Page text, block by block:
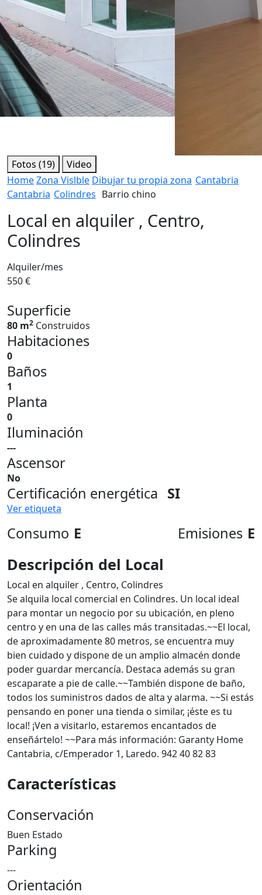
Fotos (19)
Video
HomeZona Vislble Dibujar tu propia zona Cantabria
Cantabria Colindres Barrio chino
Local en alquiler , Centro,
Colindres
Alquiler/mes
550 €
Superficie
80 m2 Construidos
Habitaciones
0
Baños
1
Planta
0
Iluminación
---
Ascensor
No
Certificación energética SI
Ver etiqueta
Consumo E Emisiones E
Descripción del Local
Local en alquiler , Centro, Colindres
Se alquila local comercial en Colindres. Un local ideal
para montar un negocio por su ubicación, en pleno
centro y en una de las calles más transitadas.~~El local,
de aproximadamente 80 metros, se encuentra muy
bien cuidado y dispone de un amplio almacén donde
poder guardar mercancía. Destaca además su gran
escaparate a pie de calle.~~También dispone de baño,
todos los suministros dados de alta y alarma. ~~Si estás
pensando en poner una tienda o similar, ¡éste es tu
local! ¡Ven a visitarlo, estaremos encantados de
enseñártelo! ~~Para más información: Garanty Home
Cantabria, c/Emperador 1, Laredo. 942 40 82 83
Características
Conservación
Buen Estado
Parking
---
Orientación